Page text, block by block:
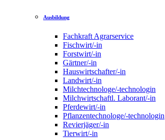
Ausbildung
Fachkraft Agrarservice
Fischwirt/-in
Forstwirt/-in
Gärtner/-in
Hauswirtschafter/-in
Landwirt/-in
Milchtechnologe/-technologin
Milchwirtschaftl. Laborant/-in
Pferdewirt/-in
Pflanzentechnologe/-technologin
Revierjäger/-in
Tierwirt/-in